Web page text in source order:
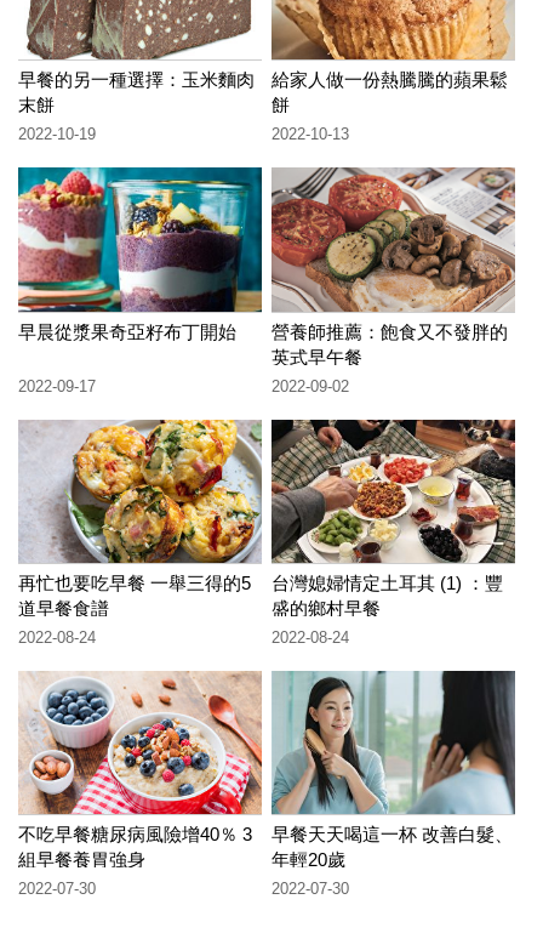
早餐的另一種選擇：玉米麵肉
末餅
2022-10-19
給家人做一份熱騰騰的蘋果鬆
餅
2022-10-13
早晨從漿果奇亞籽布丁開始
2022-09-17
營養師推薦：飽食又不發胖的
英式早午餐
2022-09-02
再忙也要吃早餐 一舉三得的5
道早餐食譜
2022-08-24
台灣媳婦情定土耳其 (1) ：豐
盛的鄉村早餐
2022-08-24
不吃早餐糖尿病風險增40％ 3
組早餐養胃強身
2022-07-30
早餐天天喝這一杯 改善白髮、
年輕20歲
2022-07-30